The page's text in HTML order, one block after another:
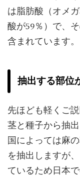
は脂肪酸（オメ
酸が59％）で、
含まれています。
抽出する部位
先ほども軽くご
茎と種子から抽
国によっては麻
を抽出しますが
ているため日本